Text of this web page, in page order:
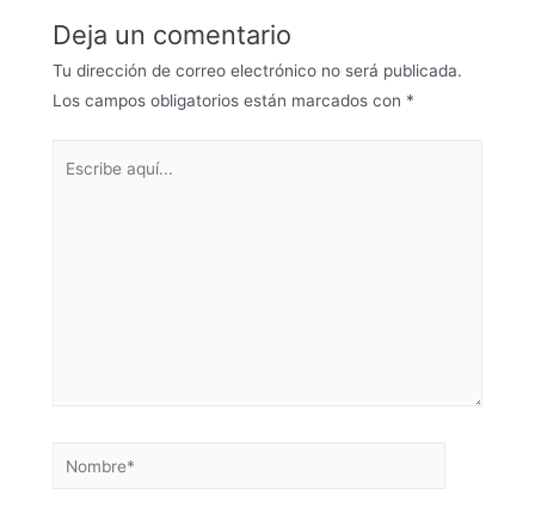
Deja un comentario
Tu dirección de correo electrónico no será publicada.
Los campos obligatorios están marcados con *